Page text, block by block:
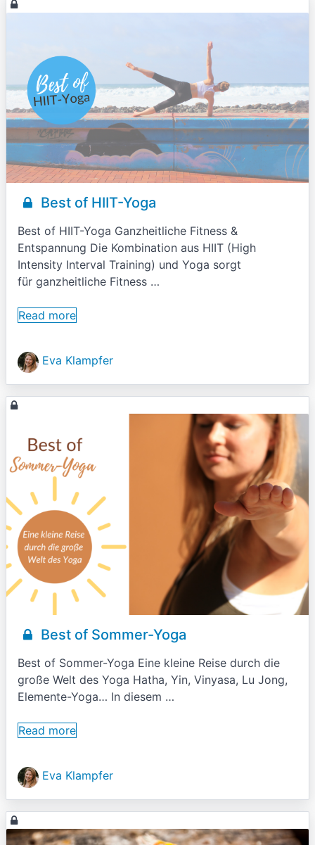
Best of HIIT-Yoga
Best of HIIT-Yoga Ganzheitliche Fitness &
Entspannung Die Kombination aus HIIT (High
Intensity Interval Training) und Yoga sorgt
für ganzheitliche Fitness …
Read more
Eva Klampfer
Best of Sommer-Yoga
Best of Sommer-Yoga Eine kleine Reise durch die
große Welt des Yoga Hatha, Yin, Vinyasa, Lu Jong,
Elemente-Yoga… In diesem …
Read more
Eva Klampfer